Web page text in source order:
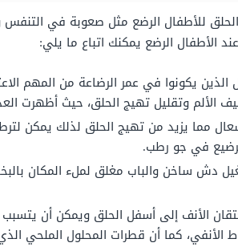
للأطفال الرضع مثل صعوبة في
الأطفال الرضع يمكنك اتباع ما يلي:
الذين يكونوا في عمر الرضاعة من المهم
وتقليل تهيج الحلق، حيث أظهرت
مما يزيد من تهيج الحلق لذلك يمكن
في جو رطب.
ساخن والباب مغلق لملء المكان
الأنف إلى أسفل الحلق ويمكن أن
كما أن قطرات المحلول الملحي